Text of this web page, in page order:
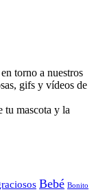
torno a nuestros
gifs y vídeos de
tu mascota y la
Bebé Bonito